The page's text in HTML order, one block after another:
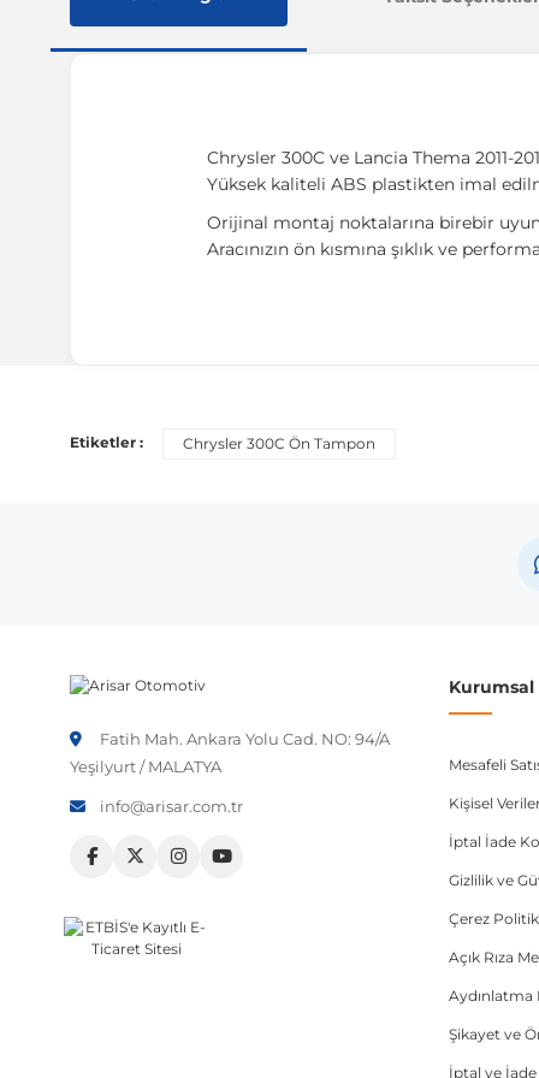
Chrysler 300C ve Lancia Thema 2011-
Yüksek kaliteli ABS plastikten imal
Orijinal montaj noktalarına birebir
Aracınızın ön kısmına şıklık ve
Etiketler : Chrysler 300C Ön Tampon
Fatih Mah. Ankara Yolu Cad. NO: 94/A
Yeşilyurt / MALATYA
info@arisar.com.tr
Mesafeli
Kişisel
İptal İade
Gizlilik ve
Çerez
Açık Rıza
Aydınlatma
Şikayet ve
İptal ve